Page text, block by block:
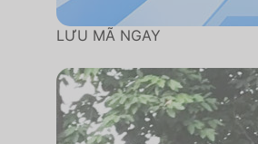
LƯU MÃ NGAY